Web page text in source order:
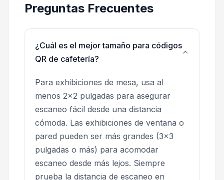
Preguntas Frecuentes
¿Cuál es el mejor tamaño para códigos
QR de cafetería?
Para exhibiciones de mesa, usa al
menos 2x2 pulgadas para asegurar
escaneo fácil desde una distancia
cómoda. Las exhibiciones de ventana o
pared pueden ser más grandes (3x3
pulgadas o más) para acomodar
escaneo desde más lejos. Siempre
prueba la distancia de escaneo en